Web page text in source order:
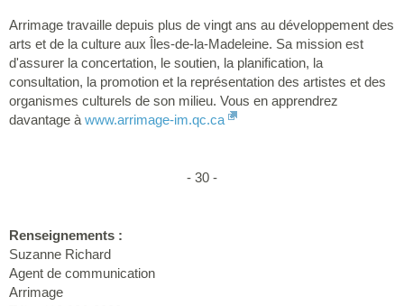
Arrimage travaille depuis plus de vingt ans au développement des
arts et de la culture aux Îles-de-la-Madeleine. Sa mission est
d'assurer la concertation, le soutien, la planification, la
consultation, la promotion et la représentation des artistes et des
organismes culturels de son milieu. Vous en apprendrez
davantage à www.arrimage-im.qc.ca
- 30 -
Renseignements :
Suzanne Richard
Agent de communication
Arrimage